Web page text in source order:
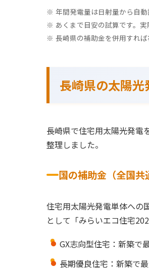
年間発電量は日射量から自動
あくまで目安の試算です。
長崎県の補助金を併用すれ
長崎県の太陽光
長崎県で住宅用太陽光発電
整理しました。
国の補助金（全国共
住宅用太陽光発電単体への
として「みらいエコ住宅
GX志向型住宅：新築で
長期優良住宅：新築で